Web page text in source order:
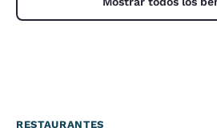
RESTAURANTES